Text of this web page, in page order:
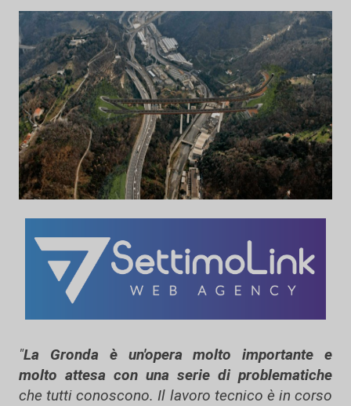
"La Gronda è un'opera molto importante e
molto attesa con una serie di problematiche
che tutti conoscono. Il lavoro tecnico è in corso